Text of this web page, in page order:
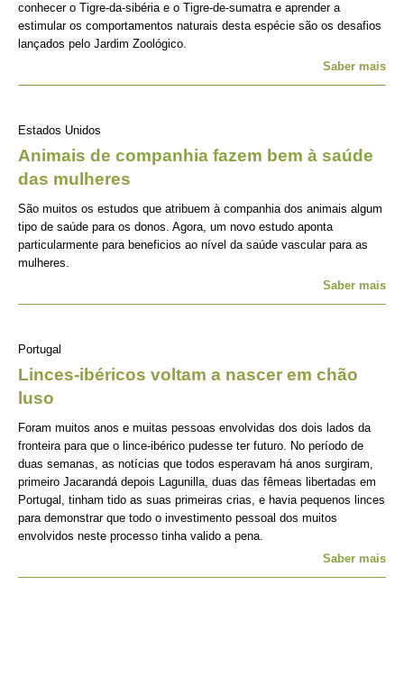
conhecer o Tigre-da-sibéria e o Tigre-de-sumatra e aprender a
estimular os comportamentos naturais desta espécie são os desafios
lançados pelo Jardim Zoológico.
Saber mais
Estados Unidos
Animais de companhia fazem bem à saúde
das mulheres
São muitos os estudos que atribuem à companhia dos animais algum
tipo de saúde para os donos. Agora, um novo estudo aponta
particularmente para beneficios ao nível da saúde vascular para as
mulheres.
Saber mais
Portugal
Linces-ibéricos voltam a nascer em chão
luso
Foram muitos anos e muitas pessoas envolvidas dos dois lados da
fronteira para que o lince-ibérico pudesse ter futuro. No período de
duas semanas, as notícias que todos esperavam há anos surgiram,
primeiro Jacarandá depois Lagunilla, duas das fêmeas libertadas em
Portugal, tinham tido as suas primeiras crias, e havia pequenos linces
para demonstrar que todo o investimento pessoal dos muitos
envolvidos neste processo tinha valido a pena.
Saber mais